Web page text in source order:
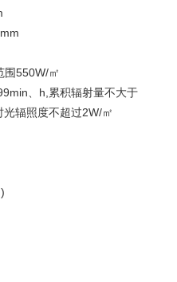
围550W/㎡
、h,累积辐射量不大于
辐照度不超过2W/㎡